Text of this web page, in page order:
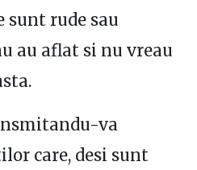
sunt rude sau
au aflat si nu vreau
va
care, desi sunt